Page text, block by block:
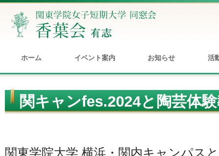
ホーム イベント案内 お知らせ 活
関キャンfes.2024と陶芸体
関東学院大学 横浜・関内キャンパス